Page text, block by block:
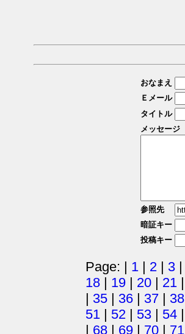
おなまえ
Ｅメール
タイトル
メッセージ
参照先
暗証キー
投稿キー
Page: | 1 | 2 | 3 |
18 | 19 | 20 | 21 |
| 35 | 36 | 37 | 38
51 | 52 | 53 | 54 |
| 68 | 69 | 70 | 71